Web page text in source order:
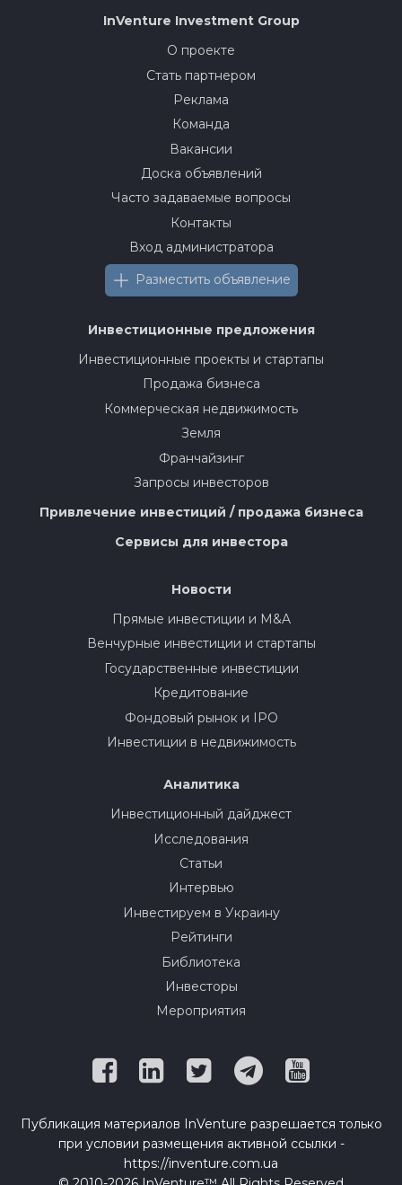
InVenture Investment Group
О проекте
Стать партнером
Реклама
Команда
Вакансии
Доска объявлений
Часто задаваемые вопросы
Контакты
Вход администратора
Разместить объявление
Инвестиционные предложения
Инвестиционные проекты и стартапы
Продажа бизнеса
Коммерческая недвижимость
Земля
Франчайзинг
Запросы инвесторов
Привлечение инвестиций / продажа бизнеса
Сервисы для инвестора
Новости
Прямые инвестиции и M&A
Венчурные инвестиции и стартапы
Государственные инвестиции
Кредитование
Фондовый рынок и IPO
Инвестиции в недвижимость
Аналитика
Инвестиционный дайджест
Исследования
Статьи
Интервью
Инвестируем в Украину
Рейтинги
Библиотека
Инвесторы
Мероприятия
Публикация материалов InVenture разрешается только
при условии размещения активной ссылки -
https://inventure.com.ua